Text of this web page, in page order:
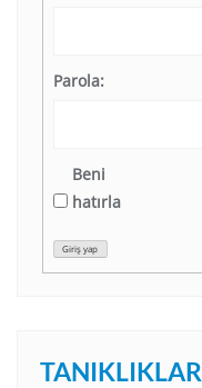
Parola:
Beni
hatırla
Giriş yap
TANIKLIKLAR